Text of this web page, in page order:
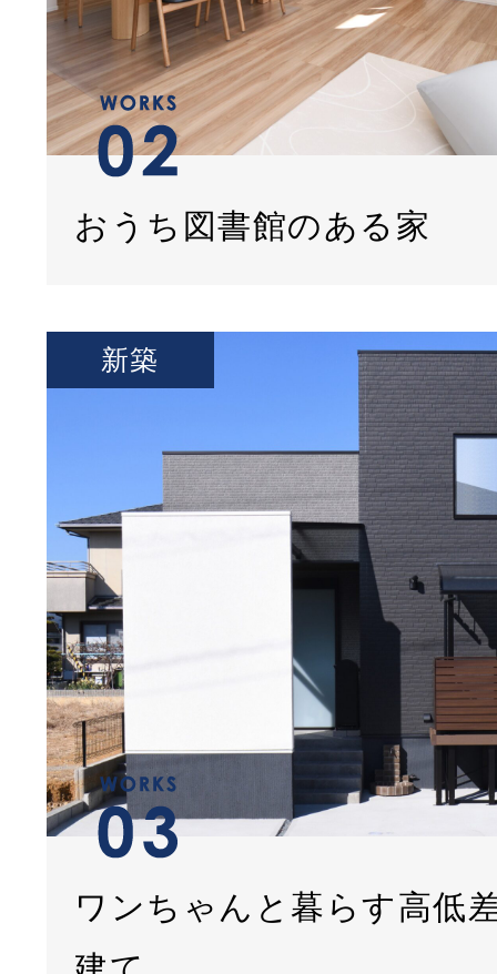
おうち図書館のある家
ワンちゃんと暮らす高低
新築